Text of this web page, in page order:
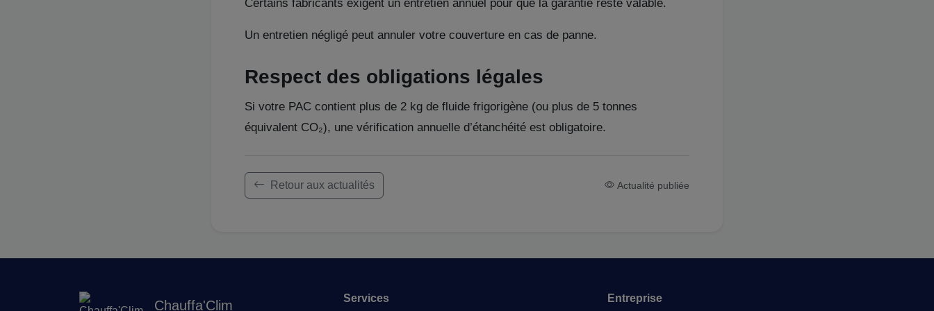
Certains fabricants exigent un entretien annuel pour que la garantie reste valable.
Un entretien négligé peut annuler votre couverture en cas de panne.
Respect des obligations légales
Si votre PAC contient plus de 2 kg de fluide frigorigène (ou plus de 5 tonnes
équivalent CO₂), une vérification annuelle d’étanchéité est obligatoire.
Retour aux actualités Actualité publiée
Chauffa'Clim Services Entreprise